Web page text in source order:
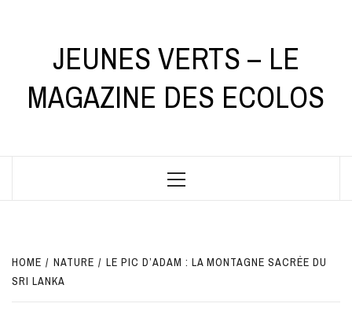
JEUNES VERTS – LE
MAGAZINE DES ECOLOS
Primary
HOME NATURE
LE PIC D’ADAM : LA MONTAGNE SACRÉE DU
SRI LANKA